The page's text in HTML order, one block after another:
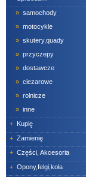
» samochody
» motocykle
» skutery,quady
» przyczepy
» dostawcze
» ciezarowe
» rolnicze
» inne
+ Kupię
+ Zamienię
+ Części, Akcesoria
+ Opony,felgi,koła